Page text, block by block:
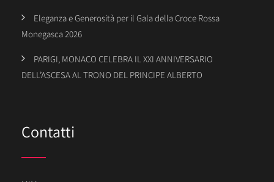
Eleganza e Generosità per il Gala della Croce Rossa
Monegasca 2026
PARIGI, MONACO CELEBRA IL XXI ANNIVERSARIO
DELL’ASCESA AL TRONO DEL PRINCIPE ALBERTO
Contatti